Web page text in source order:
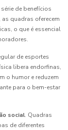
de benefícios
quadras oferecem
o que é essencial
de esportes
libera endorfinas,
o humor e reduzem
para o bem-estar
social. Quadras
de diferentes